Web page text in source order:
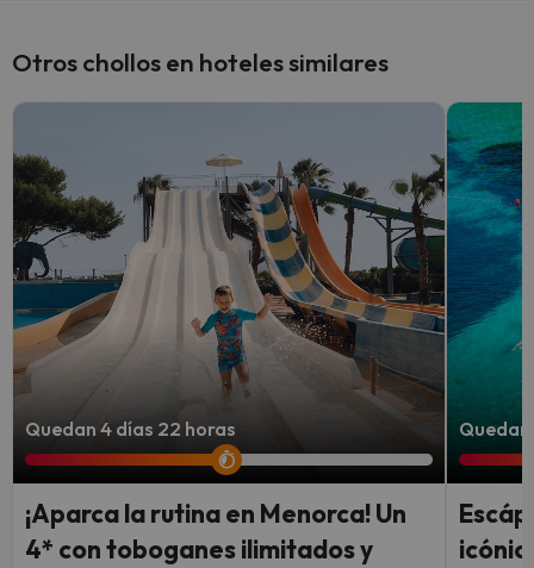
Otros chollos en hoteles similares
Quedan 4 días 22 horas
¡Aparca la rutina en Menorca! Un
4* con toboganes ilimitados y